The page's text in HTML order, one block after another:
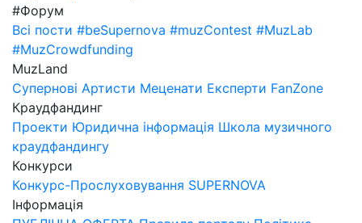
#Форум
Всі пости #beSupernova #muzContest #MuzLab
#MuzCrowdfunding
MuzLand
Супернові Артисти Меценати Експерти FanZone
Краудфандинг
Проекти Юридична інформація Школа музичного
краудфандингу
Конкурси
Конкурс-Прослуховування SUPERNOVA
Інформація